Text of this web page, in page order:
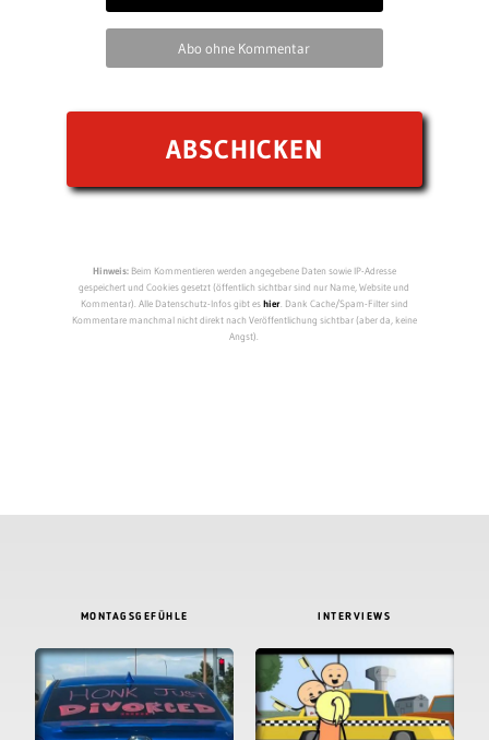
Abo ohne Kommentar
Hinweis:Beim Kommentieren werden angegebene Daten sowie IP-Adresse
gespeichert und Cookies gesetzt (öffentlich sichtbar sind nur Name, Website und
Kommentar). Alle Datenschutz-Infos gibt eshier. Dank Cache/Spam-Filter sind
Kommentare manchmal nicht direkt nach Veröffentlichung sichtbar (aber da, keine
Angst).
MONTAGSGEFÜHLE INTERVIEWS